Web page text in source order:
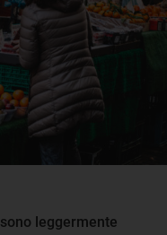
sono leggermente